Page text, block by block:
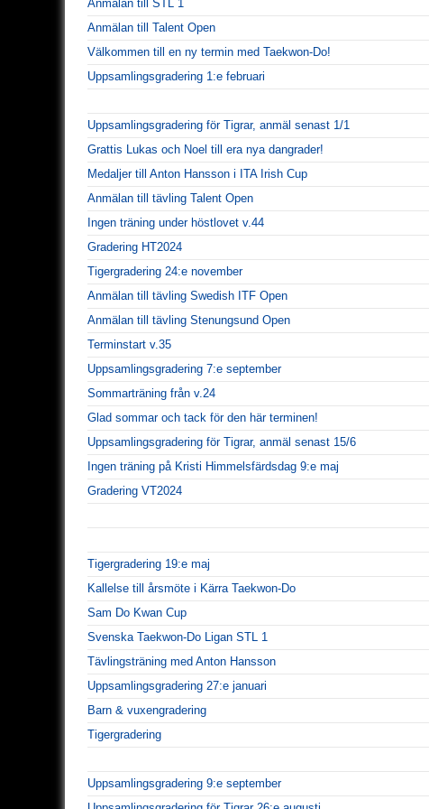
Anmälan till STL 1
Anmälan till Talent Open
Välkommen till en ny termin med Taekwon-Do!
Uppsamlingsgradering 1:e februari
Uppsamlingsgradering för Tigrar, anmäl senast 1/1
Grattis Lukas och Noel till era nya dangrader!
Medaljer till Anton Hansson i ITA Irish Cup
Anmälan till tävling Talent Open
Ingen träning under höstlovet v.44
Gradering HT2024
Tigergradering 24:e november
Anmälan till tävling Swedish ITF Open
Anmälan till tävling Stenungsund Open
Terminstart v.35
Uppsamlingsgradering 7:e september
Sommarträning från v.24
Glad sommar och tack för den här terminen!
Uppsamlingsgradering för Tigrar, anmäl senast 15/6
Ingen träning på Kristi Himmelsfärdsdag 9:e maj
Gradering VT2024
Tigergradering 19:e maj
Kallelse till årsmöte i Kärra Taekwon-Do
Sam Do Kwan Cup
Svenska Taekwon-Do Ligan STL 1
Tävlingsträning med Anton Hansson
Uppsamlingsgradering 27:e januari
Barn & vuxengradering
Tigergradering
Uppsamlingsgradering 9:e september